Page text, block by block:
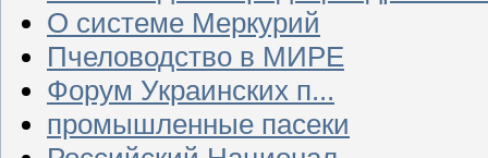
О системе Меркурий
Пчеловодство в МИРЕ
Форум Украинских п...
промышленные пасеки